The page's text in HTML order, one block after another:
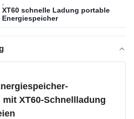
XT60 schnelle Ladung portable
Energiespeicher
XT60-Schnellladung